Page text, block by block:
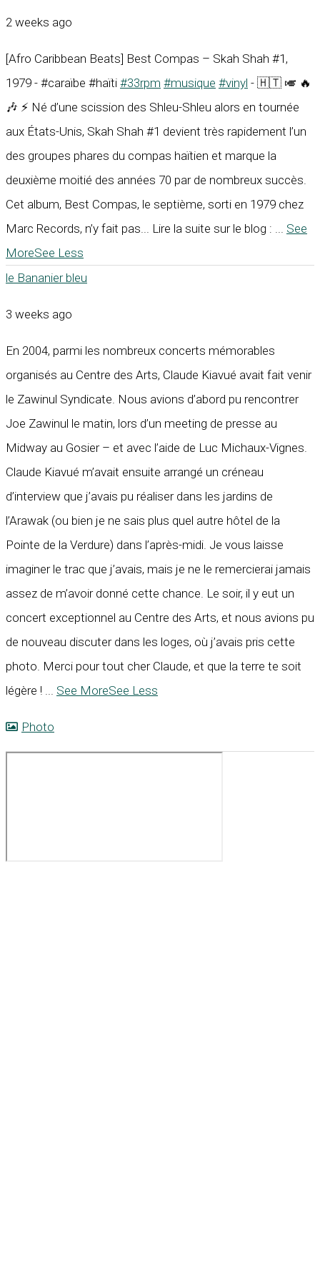
2 weeks ago
[Afro Caribbean Beats] Best Compas – Skah Shah #1,
1979 - #caraïbe #haïti #33rpm #musique #vinyl - 🇭🇹 🎺 🔥
🎶 ⚡ Né d’une scission des Shleu-Shleu alors en tournée
aux États-Unis, Skah Shah #1 devient très rapidement l’un
des groupes phares du compas haïtien et marque la
deuxième moitié des années 70 par de nombreux succès.
Cet album, Best Compas, le septième, sorti en 1979 chez
Marc Records, n’y fait pas... Lire la suite sur le blog : ... See
MoreSee Less
le Bananier bleu
3 weeks ago
En 2004, parmi les nombreux concerts mémorables
organisés au Centre des Arts, Claude Kiavué avait fait venir
le Zawinul Syndicate. Nous avions d’abord pu rencontrer
Joe Zawinul le matin, lors d’un meeting de presse au
Midway au Gosier – et avec l’aide de Luc Michaux-Vignes.
Claude Kiavué m’avait ensuite arrangé un créneau
d’interview que j’avais pu réaliser dans les jardins de
l’Arawak (ou bien je ne sais plus quel autre hôtel de la
Pointe de la Verdure) dans l’après-midi. Je vous laisse
imaginer le trac que j’avais, mais je ne le remercierai jamais
assez de m’avoir donné cette chance. Le soir, il y eut un
concert exceptionnel au Centre des Arts, et nous avions pu
de nouveau discuter dans les loges, où j’avais pris cette
photo. Merci pour tout cher Claude, et que la terre te soit
légère ! ... See MoreSee Less
Photo